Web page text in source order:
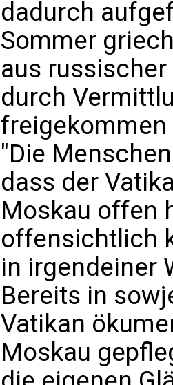
dadurch
Sommer
aus
durch
freigekommen
"Die
dass der
Moskau offen
offensichtlich
in irgendeiner
Bereits in
Vatikan
Moskau